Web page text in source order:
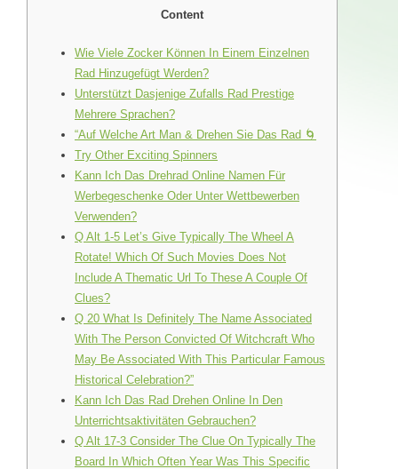
Content
Wie Viele Zocker Können In Einem Einzelnen
Rad Hinzugefügt Werden?
Unterstützt Dasjenige Zufalls Rad Prestige
Mehrere Sprachen?
“Auf Welche Art Man & Drehen Sie Das Rad 🌀
Try Other Exciting Spinners
Kann Ich Das Drehrad Online Namen Für
Werbegeschenke Oder Unter Wettbewerben
Verwenden?
Q Alt 1-5 Let’s Give Typically The Wheel A
Rotate! Which Of Such Movies Does Not
Include A Thematic Url To These A Couple Of
Clues?
Q 20 What Is Definitely The Name Associated
With The Person Convicted Of Witchcraft Who
May Be Associated With This Particular Famous
Historical Celebration?”
Kann Ich Das Rad Drehen Online In Den
Unterrichtsaktivitäten Gebrauchen?
Q Alt 17-3 Consider The Clue On Typically The
Board In Which Often Year Was This Specific